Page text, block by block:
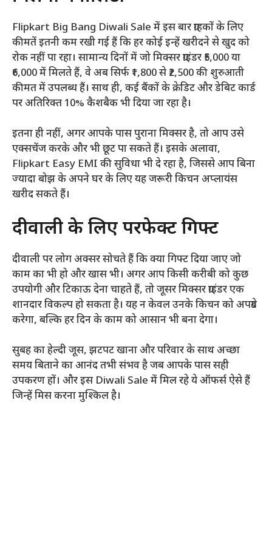
Flipkart Big Bang Diwali Sale में इस बार ग्राहकों के लिए
कीमतें इतनी कम रखी गई हैं कि हर कोई इन्हें खरीदने से खुद को
रोक नहीं पा रहा। सामान्य दिनों में जो मिक्सर ग्राइंडर ₹5,000 या
₹6,000 में मिलते हैं, वे अब सिर्फ ₹1,800 से ₹2,500 की शुरुआती
कीमत में उपलब्ध हैं। साथ ही, कई बैंकों के क्रेडिट और डेबिट कार्ड
पर अतिरिक्त 10% कैशबैक भी दिया जा रहा है।
इतना ही नहीं, अगर आपके पास पुराना मिक्सर है, तो आप उसे
एक्सचेंज करके और भी छूट पा सकते हैं। इसके अलावा,
Flipkart Easy EMI की सुविधा भी दे रहा है, जिससे आप बिना
ज्यादा बोझ के अपने घर के लिए यह जरूरी किचन अप्लायंस
खरीद सकते हैं।
दीवाली के लिए परफेक्ट गिफ्ट
दीवाली पर लोग अक्सर सोचते हैं कि क्या गिफ्ट दिया जाए जो
काम का भी हो और खास भी। अगर आप किसी करीबी को कुछ
उपयोगी और टिकाऊ देना चाहते हैं, तो जूसर मिक्सर ग्राइंडर एक
शानदार विकल्प हो सकता है। यह न केवल उनके किचन को अपग्रेड
करेगा, बल्कि हर दिन के काम को आसान भी बना देगा।
सुबह का हेल्दी जूस, झटपट खाना और परिवार के साथ अच्छा
समय बिताने का आनंद तभी संभव है जब आपके पास सही
उपकरण हों। और इस Diwali Sale में मिल रहे ये ऑफर्स ऐसे हैं
जिन्हें मिस करना मुश्किल है।